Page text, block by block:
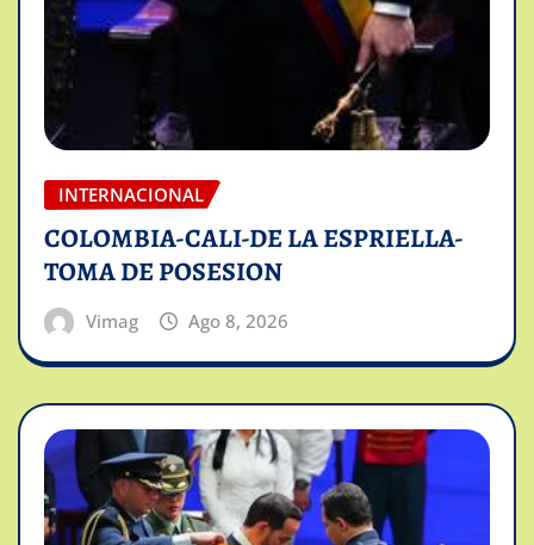
INTERNACIONAL
COLOMBIA-CALI-DE LA ESPRIELLA-
TOMA DE POSESION
Vimag Ago 8, 2026